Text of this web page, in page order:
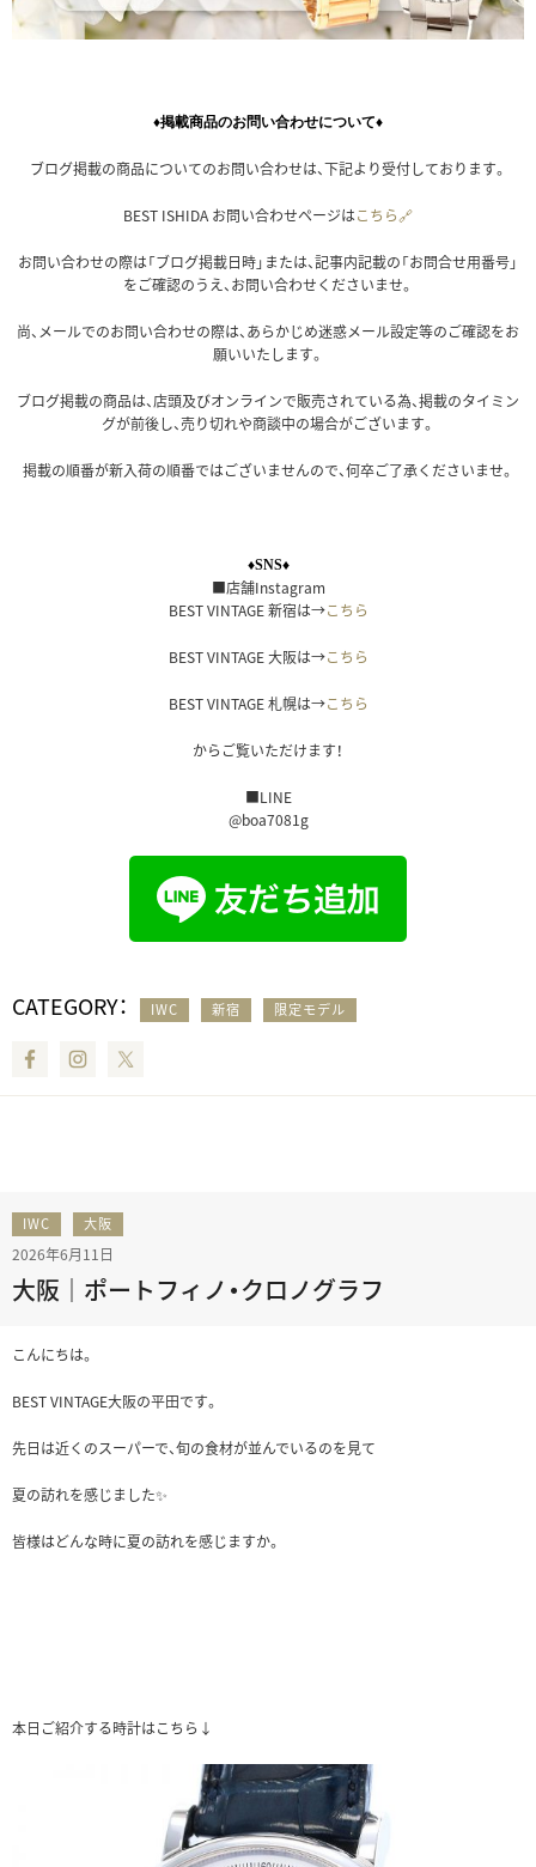
♦掲載商品のお問い合わせについて♦
ブログ掲載の商品についてのお問い合わせは、下記より受付しております。
BEST ISHIDA お問い合わせページはこちら🔗
お問い合わせの際は「ブログ掲載日時」または、記事内記載の「お問合せ用番号」
をご確認のうえ、お問い合わせくださいませ。
尚、メールでのお問い合わせの際は、あらかじめ迷惑メール設定等のご確認をお
願いいたします。
ブログ掲載の商品は、店頭及びオンラインで販売されている為、掲載のタイミン
グが前後し、売り切れや商談中の場合がございます。
掲載の順番が新入荷の順番ではございませんので、何卒ご了承くださいませ。
♦SNS♦
■店舗Instagram
BEST VINTAGE 新宿は→こちら
BEST VINTAGE 大阪は→こちら
BEST VINTAGE 札幌は→こちら
からご覧いただけます！
■LINE
@boa7081g
CATEGORY： IWC 新宿 限定モデル
FacebookInstagram
IWC 大阪
2026年6月11日
大阪｜ポートフィノ・クロノグラフ
こんにちは。
BEST VINTAGE大阪の平田です。
先日は近くのスーパーで、旬の食材が並んでいるのを見て
夏の訪れを感じました✨
皆様はどんな時に夏の訪れを感じますか。
本日ご紹介する時計はこちら↓